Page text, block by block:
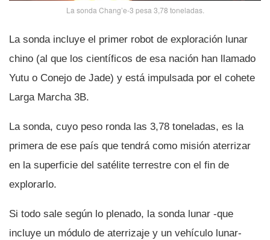
La sonda Chang’e-3 pesa 3,78 toneladas.
La sonda incluye el primer robot de exploración lunar
chino (al que los cientí­ficos de esa nación han llamado
Yutu o Conejo de Jade) y está impulsada por el cohete
Larga Marcha 3B.
La sonda, cuyo peso ronda las 3,78 toneladas, es la
primera de ese paí­s que tendrá como misión aterrizar
en la superficie del satélite terrestre con el fin de
explorarlo.
Si todo sale según lo plenado, la sonda lunar -que
incluye un módulo de aterrizaje y un vehí­culo lunar-